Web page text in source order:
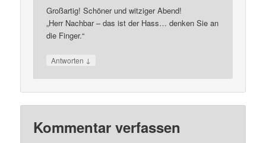
Großartig! Schöner und witziger Abend!
„Herr Nachbar – das ist der Hass… denken Sie an
die Finger.“
Antworten ↓
Kommentar verfassen